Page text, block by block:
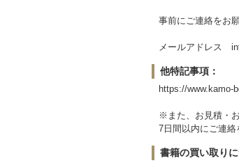
事前にご連絡をお
メールアドレス
他特記事項：
https://www.kamo-
※また、お見積・
7日間以内にご連絡
書籍の買い取り